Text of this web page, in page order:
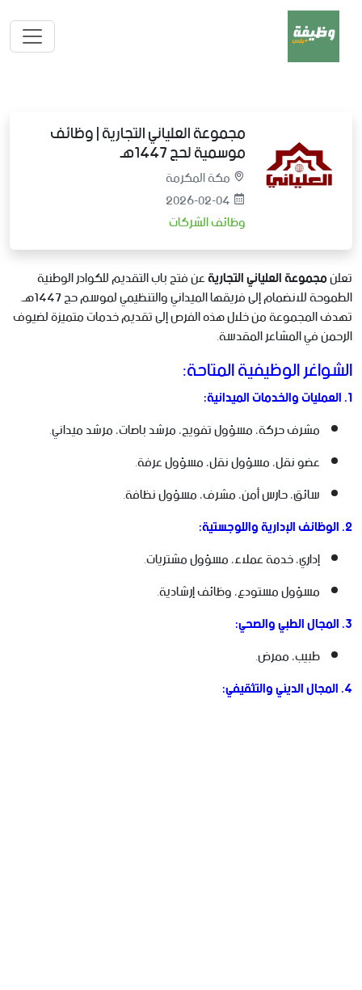
مجموعة العلياني التجارية | وظائف
موسمية لحج 1447هـ
مكة المكرمة
2026-02-04
وظائف الشركات
تعلنمجموعة العلياني التجاريةعن فتح باب التقديم للكوادر الوطنية
الطموحة للانضمام إلى فريقها الميداني والتنظيمي لموسم حج 1447هـ.
تهدف المجموعة من خلال هذه الفرص إلى تقديم خدمات متميزة لضيوف
الرحمن في المشاعر المقدسة.
الشواغر الوظيفية المتاحة:
1. العمليات والخدمات الميدانية:
مشرف حركة، مسؤول تفويج، مرشد باصات، مرشد ميداني.
عضو نقل، مسؤول نقل، مسؤول عرفة.
سائق، حارس أمن، مشرف، مسؤول نظافة.
2. الوظائف الإدارية واللوجستية:
إداري، خدمة عملاء، مسؤول مشتريات.
مسؤول مستودع، وظائف إرشادية.
3. المجال الطبي والصحي:
طبيب، ممرض.
4. المجال الديني والتثقيفي: